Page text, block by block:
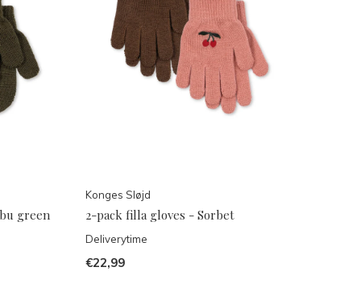
green
Konges Sløjd
2-pack filla gloves - Sorbet
Deliverytime
€22,99